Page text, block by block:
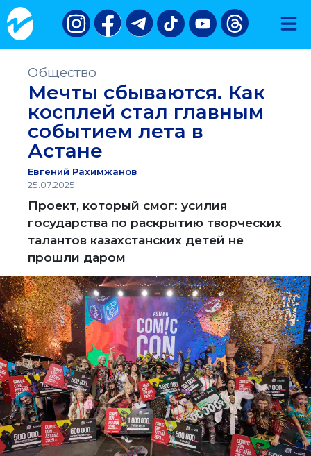
Общество
Мечты сбываются. Как
косплей стал главным
событием лета в
Астане
Евгений Рахимжанов
25.07.2025
Проект, который смог: усилия
государства по раскрытию творческих
талантов казахстанских детей не
прошли даром